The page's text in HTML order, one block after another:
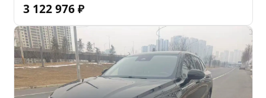
3 122 976 ₽